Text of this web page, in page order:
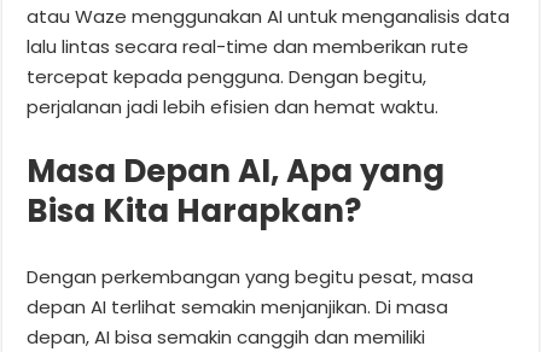
atau Waze menggunakan AI untuk menganalisis data
lalu lintas secara real-time dan memberikan rute
tercepat kepada pengguna. Dengan begitu,
perjalanan jadi lebih efisien dan hemat waktu.
Masa Depan AI, Apa yang
Bisa Kita Harapkan?
Dengan perkembangan yang begitu pesat, masa
depan AI terlihat semakin menjanjikan. Di masa
depan, AI bisa semakin canggih dan memiliki